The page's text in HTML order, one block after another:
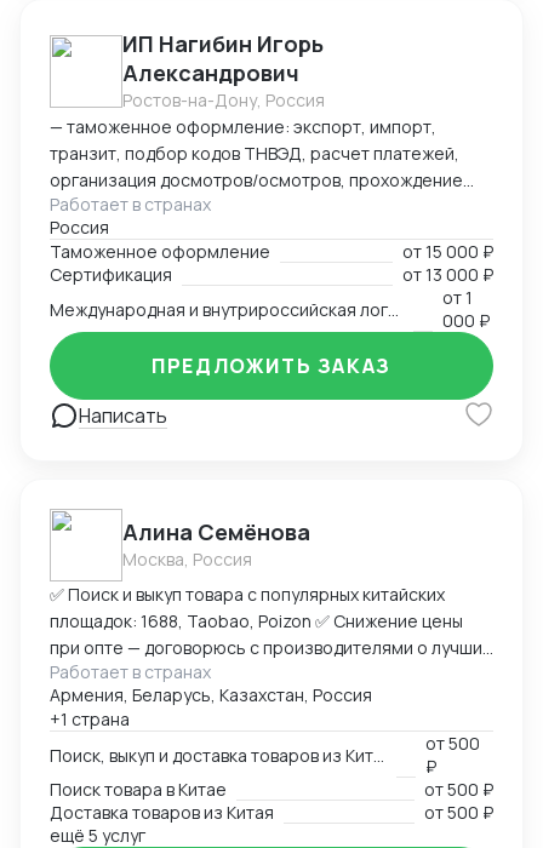
ИП Нагибин Игорь
Александрович
Ростов-на-Дону, Россия
— таможенное оформление: экспорт, импорт,
транзит, подбор кодов ТНВЭД, расчет платежей,
организация досмотров/осмотров, прохождение
доп. проверок, возврат обеспечения; — логистика:
авто, авиа, морской транспорт, ж/д; — консалтинг
и сопровождение по таможенным процедурам,
валютному контролю и бухгалтерии;
— бухгалтерский аутсорсинг; — получение
разрешительной документации: сертификаты,
разрешения.
Работает в странах
Россия
Таможенное оформление
от15 000 ₽
Сертификация
от13 000 ₽
от1
000 ₽
Написать
ПРЕДЛОЖИТЬ ЗАКАЗ
Алина Семёнова
Москва, Россия
✅ Поиск и выкуп товара с популярных китайских
площадок: 1688, Taobao, Poizon ✅ Снижение цены
при опте — договорюсь с производителями о лучших
условиях ✅ Предоставлю фото- и видеоотчет перед
отправкой ✅ Надежная упаковка — минимизация
рисков повреждений при перевозке ✅ Доставка
товара до склада в Москву, отправка в любой город
России (ТК на выбор) ✅ Также доставлю в Армению,
Беларусь, Казахстан, Кыргызстан ✅ Полное
сопровождение — от заказа до получения ➡
Работает в странах
Армения, Беларусь, Казахстан, Россия
+1 страна
от500
₽
Поиск товара в Китае
от500 ₽
Доставка товаров из Китая
от500 ₽
ещё 5 услуг